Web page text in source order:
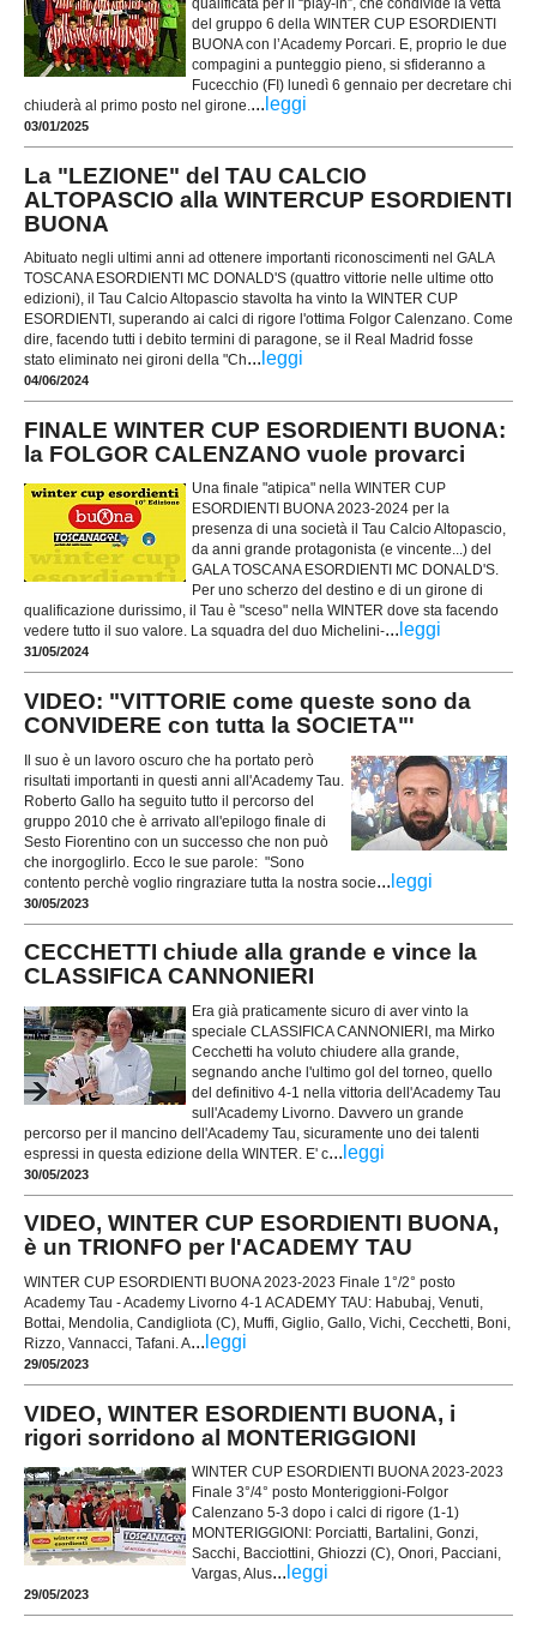
qualificata per il “play-in”, che condivide la vetta
del gruppo 6 della WINTER CUP ESORDIENTI
BUONA con l’Academy Porcari. E, proprio le due
compagini a punteggio pieno, si sfideranno a
Fucecchio (FI) lunedì 6 gennaio per decretare chi
chiuderà al primo posto nel girone.... leggi
03/01/2025
La "LEZIONE" del TAU CALCIO
ALTOPASCIO alla WINTERCUP ESORDIENTI
BUONA
Abituato negli ultimi anni ad ottenere importanti riconoscimenti nel GALA
TOSCANA ESORDIENTI MC DONALD'S (quattro vittorie nelle ultime otto
edizioni), il Tau Calcio Altopascio stavolta ha vinto la WINTER CUP
ESORDIENTI, superando ai calci di rigore l'ottima Folgor Calenzano. Come
dire, facendo tutti i debito termini di paragone, se il Real Madrid fosse
stato eliminato nei gironi della "Ch... leggi
04/06/2024
FINALE WINTER CUP ESORDIENTI BUONA:
la FOLGOR CALENZANO vuole provarci
Una finale "atipica" nella WINTER CUP
ESORDIENTI BUONA 2023-2024 per la
presenza di una società il Tau Calcio Altopascio,
da anni grande protagonista (e vincente...) del
GALA TOSCANA ESORDIENTI MC DONALD'S.
Per uno scherzo del destino e di un girone di
qualificazione durissimo, il Tau è "sceso" nella WINTER dove sta facendo
vedere tutto il suo valore. La squadra del duo Michelini-... leggi
31/05/2024
VIDEO: "VITTORIE come queste sono da
CONVIDERE con tutta la SOCIETA"'
Il suo è un lavoro oscuro che ha portato però
risultati importanti in questi anni all'Academy Tau.
Roberto Gallo ha seguito tutto il percorso del
gruppo 2010 che è arrivato all'epilogo finale di
Sesto Fiorentino con un successo che non può
che inorgoglirlo. Ecco le sue parole: "Sono
contento perchè voglio ringraziare tutta la nostra socie... leggi
30/05/2023
CECCHETTI chiude alla grande e vince la
CLASSIFICA CANNONIERI
Era già praticamente sicuro di aver vinto la
speciale CLASSIFICA CANNONIERI, ma Mirko
Cecchetti ha voluto chiudere alla grande,
segnando anche l'ultimo gol del torneo, quello
del definitivo 4-1 nella vittoria dell'Academy Tau
sull'Academy Livorno. Davvero un grande
percorso per il mancino dell'Academy Tau, sicuramente uno dei talenti
espressi in questa edizione della WINTER. E' c... leggi
30/05/2023
VIDEO, WINTER CUP ESORDIENTI BUONA,
è un TRIONFO per l'ACADEMY TAU
WINTER CUP ESORDIENTI BUONA 2023-2023 Finale 1°/2° posto
Academy Tau - Academy Livorno 4-1 ACADEMY TAU: Habubaj, Venuti,
Bottai, Mendolia, Candigliota (C), Muffi, Giglio, Gallo, Vichi, Cecchetti, Boni,
Rizzo, Vannacci, Tafani. A... leggi
29/05/2023
VIDEO, WINTER ESORDIENTI BUONA, i
rigori sorridono al MONTERIGGIONI
WINTER CUP ESORDIENTI BUONA 2023-2023
Finale 3°/4° posto Monteriggioni-Folgor
Calenzano 5-3 dopo i calci di rigore (1-1)
MONTERIGGIONI: Porciatti, Bartalini, Gonzi,
Sacchi, Bacciottini, Ghiozzi (C), Onori, Pacciani,
Vargas, Alus... leggi
29/05/2023